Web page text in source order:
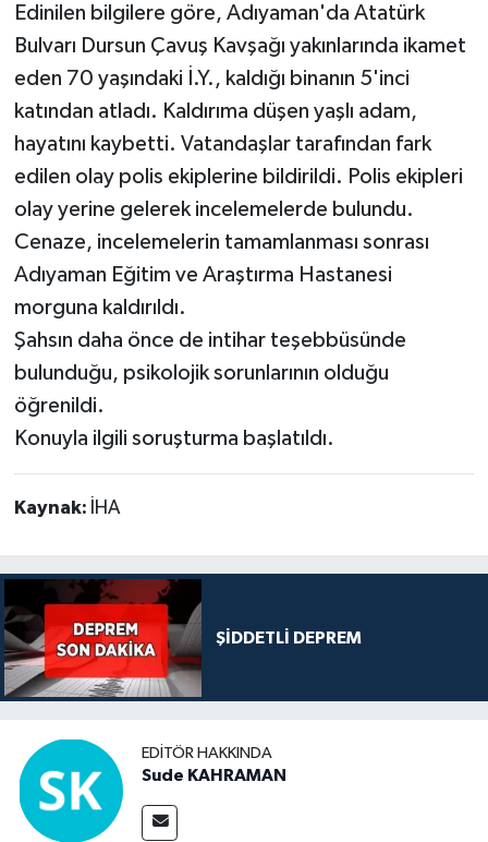
Edinilen bilgilere göre, Adıyaman'da Atatürk
Bulvarı Dursun Çavuş Kavşağı yakınlarında ikamet
eden 70 yaşındaki İ.Y., kaldığı binanın 5'inci
katından atladı. Kaldırıma düşen yaşlı adam,
hayatını kaybetti. Vatandaşlar tarafından fark
edilen olay polis ekiplerine bildirildi. Polis ekipleri
olay yerine gelerek incelemelerde bulundu.
Cenaze, incelemelerin tamamlanması sonrası
Adıyaman Eğitim ve Araştırma Hastanesi
morguna kaldırıldı.
Şahsın daha önce de intihar teşebbüsünde
bulunduğu, psikolojik sorunlarının olduğu
öğrenildi.
Konuyla ilgili soruşturma başlatıldı.
Kaynak: İHA
ŞİDDETLİ DEPREM
EDITÖR HAKKINDA
Sude KAHRAMAN